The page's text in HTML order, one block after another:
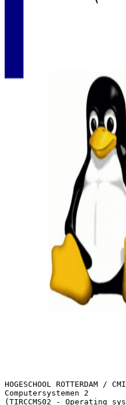
HOGESCHOOL ROTTERDAM / CMI
Computersystemen 2